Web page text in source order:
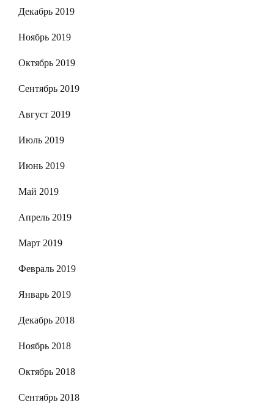
Декабрь 2019
Ноябрь 2019
Октябрь 2019
Сентябрь 2019
Август 2019
Июль 2019
Июнь 2019
Май 2019
Апрель 2019
Март 2019
Февраль 2019
Январь 2019
Декабрь 2018
Ноябрь 2018
Октябрь 2018
Сентябрь 2018